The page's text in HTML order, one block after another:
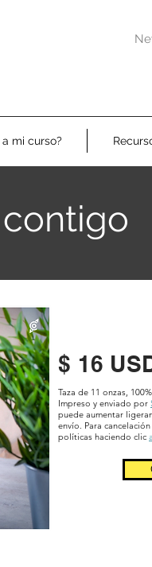
mi curso?
$ 16
Taza de 11 onzas,
Impreso y enviado por
puede aumentar
envío. Para
políticas haciendo clic